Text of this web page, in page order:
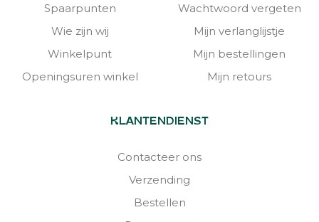
Spaarpunten
Wie zijn wij
Winkelpunt
Openingsuren winkel
Wachtwoord vergeten
Mijn verlanglijstje
Mijn bestellingen
Mijn retours
KLANTENDIENST
Contacteer ons
Verzending
Bestellen